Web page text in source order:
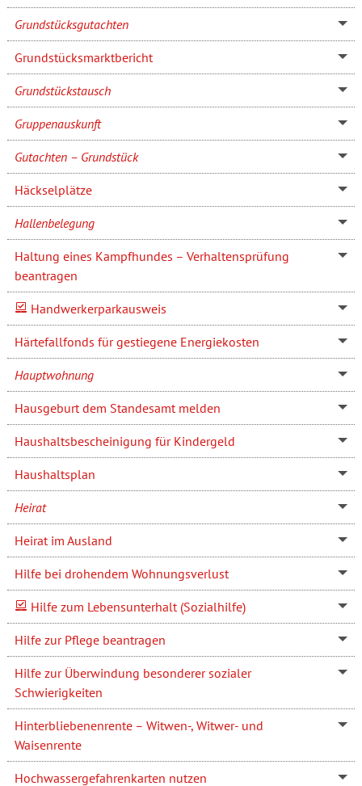
Grundstücksgutachten
Grundstücksmarktbericht
Grundstückstausch
Gruppenauskunft
Gutachten – Grundstück
Häckselplätze
Hallenbelegung
Haltung eines Kampfhundes – Verhaltensprüfung
beantragen
Handwerkerparkausweis
Härtefallfonds für gestiegene Energiekosten
Hauptwohnung
Hausgeburt dem Standesamt melden
Haushaltsbescheinigung für Kindergeld
Haushaltsplan
Heirat
Heirat im Ausland
Hilfe bei drohendem Wohnungsverlust
Hilfe zum Lebensunterhalt (Sozialhilfe)
Hilfe zur Pflege beantragen
Hilfe zur Überwindung besonderer sozialer
Schwierigkeiten
Hinterbliebenenrente – Witwen-, Witwer- und
Waisenrente
Hochwassergefahrenkarten nutzen